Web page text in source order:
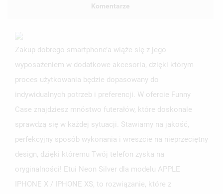
Komentarze
Zakup dobrego smartphone’a wiąże się z jego
wyposażeniem w dodatkowe akcesoria, dzięki którym
proces użytkowania będzie dopasowany do
indywidualnych potrzeb i preferencji. W ofercie Funny
Case znajdziesz mnóstwo futerałów, które doskonale
sprawdzą się w każdej sytuacji. Stawiamy na jakość,
perfekcyjny sposób wykonania i wreszcie na nieprzeciętny
design, dzięki któremu Twój telefon zyska na
oryginalności! Etui Neon Silver dla modelu APPLE
IPHONE X / IPHONE XS, to rozwiązanie, które z